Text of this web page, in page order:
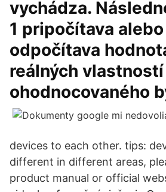
vychádza.
1 pripočítava alebo
odpočítava
reálných vlastností
ohodnocovaného
devices to each other. tips:
different in different areas,
product manual or official